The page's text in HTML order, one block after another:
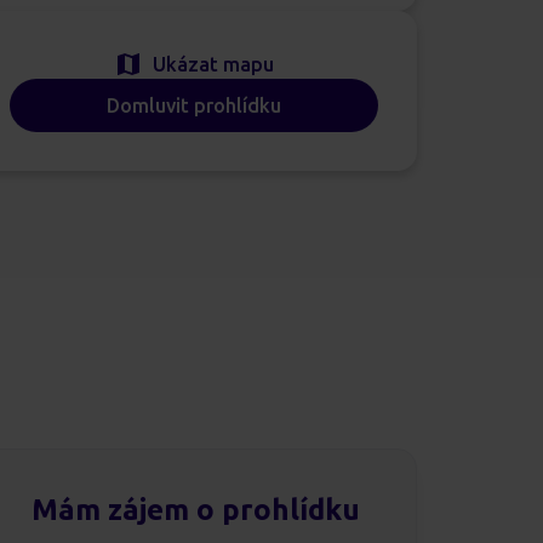
Ukázat mapu
Domluvit prohlídku
Mám zájem o prohlídku